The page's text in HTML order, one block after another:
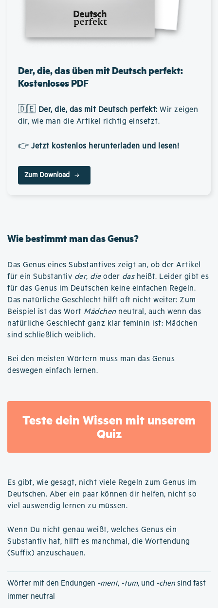
Der, die, das üben mit Deutsch perfekt:
Kostenloses PDF
🇩🇪 Der, die, das mit Deutsch perfekt: Wir zeigen
dir, wie man die Artikel richtig einsetzt.
👉 Jetzt kostenlos herunterladen und lesen!
Zum Download
Wie bestimmt man das Genus?
Das Genus eines Substantives zeigt an, ob der Artikel
für ein Substantiv der, dieoder dasheißt. Leider gibt es
für das Genus im Deutschen keine einfachen Regeln.
Das natürliche Geschlecht hilft oft nicht weiter: Zum
Beispiel ist das Wort Mädchen neutral, auch wenn das
natürliche Geschlecht ganz klar feminin ist: Mädchen
sind schließlich weiblich.
Bei den meisten Wörtern muss man das Genus
deswegen einfach lernen.
Teste dein Wissen mit unserem
Quiz
Es gibt, wie gesagt, nicht viele Regeln zum Genus im
Deutschen. Aber ein paar können dir helfen, nicht so
viel auswendig lernen zu müssen.
Wenn Du nicht genau weißt, welches Genus ein
Substantiv hat, hilft es manchmal, die Wortendung
(Suffix) anzuschauen.
Wörter mit den Endungen -ment, -tum, und -chen sind fast
immer neutral